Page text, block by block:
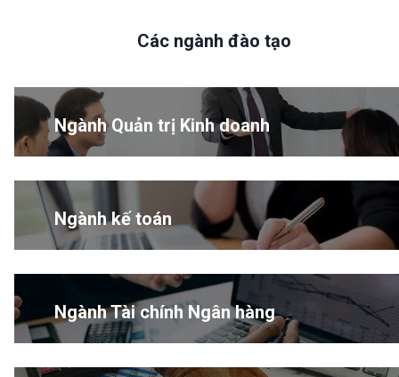
Các ngành đào tạo
Ngành Quản trị Kinh doanh
Ngành kế toán
Ngành Tài chính Ngân hàng